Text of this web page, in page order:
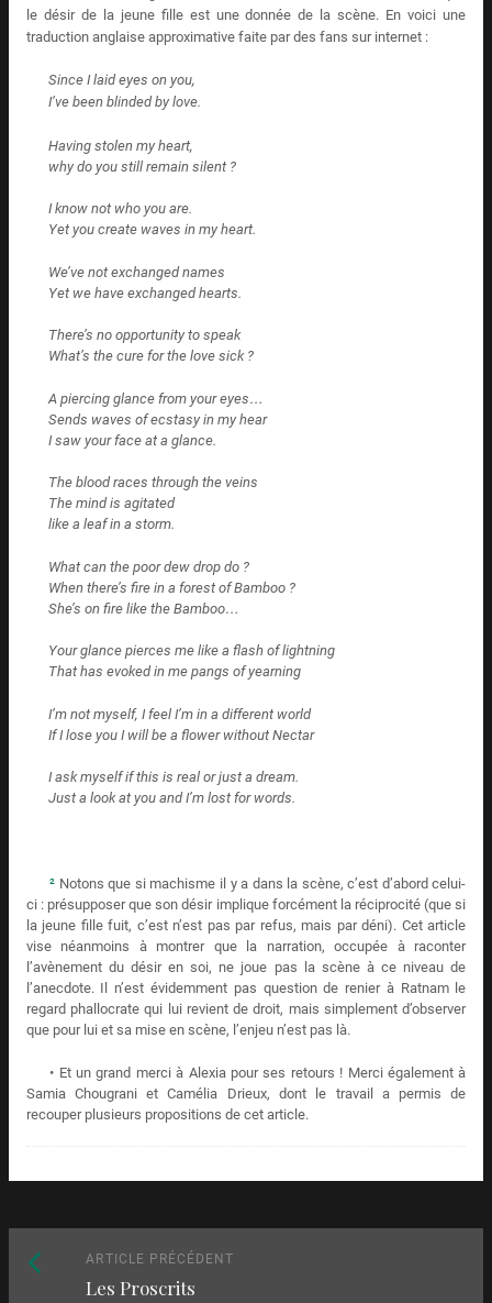
le désir de la jeune fille est une donnée de la scène. En voici une
traduction anglaise approximative faite par des fans sur internet :
Since I laid eyes on you,
I’ve been blinded by love.
Having stolen my heart,
why do you still remain silent ?
I know not who you are.
Yet you create waves in my heart.
We’ve not exchanged names
Yet we have exchanged hearts.
There’s no opportunity to speak
What’s the cure for the love sick ?
A piercing glance from your eyes…
Sends waves of ecstasy in my hear
I saw your face at a glance.
The blood races through the veins
The mind is agitated
like a leaf in a storm.
What can the poor dew drop do ?
When there’s fire in a forest of Bamboo ?
She’s on fire like the Bamboo…
Your glance pierces me like a flash of lightning
That has evoked in me pangs of yearning
I’m not myself, I feel I’m in a different world
If I lose you I will be a flower without Nectar
I ask myself if this is real or just a dream.
Just a look at you and I’m lost for words.
² Notons que si machisme il y a dans la scène, c’est d’abord celui-
ci : présupposer que son désir implique forcément la réciprocité (que si
la jeune fille fuit, c’est n’est pas par refus, mais par déni). Cet article
vise néanmoins à montrer que la narration, occupée à raconter
l’avènement du désir en soi, ne joue pas la scène à ce niveau de
l’anecdote. Il n’est évidemment pas question de renier à Ratnam le
regard phallocrate qui lui revient de droit, mais simplement d’observer
que pour lui et sa mise en scène, l’enjeu n’est pas là.
• Et un grand merci à Alexia pour ses retours ! Merci également à
Samia Chougrani et Camélia Drieux, dont le travail a permis de
recouper plusieurs propositions de cet article.
Naviguez
ARTICLE PRÉCÉDENT
Les Proscrits